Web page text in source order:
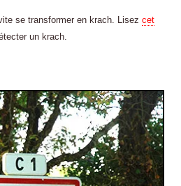
se transformer en krach. Lisez cet
un krach.